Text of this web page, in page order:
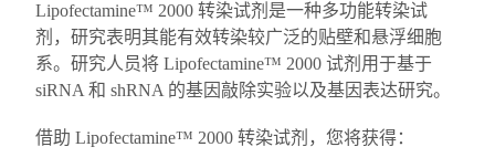
Lipofectamine™ 2000 转染试剂是一种多功能转染试
剂，研究表明其能有效转染较广泛的贴壁和悬浮细胞
系。研究人员将 Lipofectamine™ 2000 试剂用于基于
siRNA 和 shRNA 的基因敲除实验以及基因表达研究。
借助 Lipofectamine™ 2000 转染试剂，您将获得：